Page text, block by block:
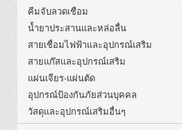
คีมจับลวดเชือม
น้ำยาประสานและหล่อลื่น
สายเชื่อมไฟฟ้าและอุปกรณ์เสริม
สายแก๊สและอุปกรณ์เสริม
แผ่นเจียร-แผ่นตัด
อุปกรณ์ป้องกันภัยส่วนบุคคล
วัสดุและอุปกรณ์เสริมอื่นๆ